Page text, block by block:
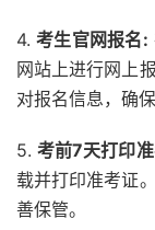
4.考生官网报名:
网站上进行网上
对报名信息，确
5.考前7天打印
载并打印准考证
善保管。